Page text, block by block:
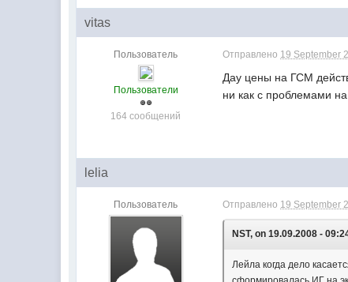
vitas
Пользователь
Пользователи
164 сообщений
Отправлено 19 September
Дау цены на ГСМ
ни как с проблемами
lelia
Пользователь Отправлено 19 September
NST, on 19.09.2008 -
Лейла когда дело